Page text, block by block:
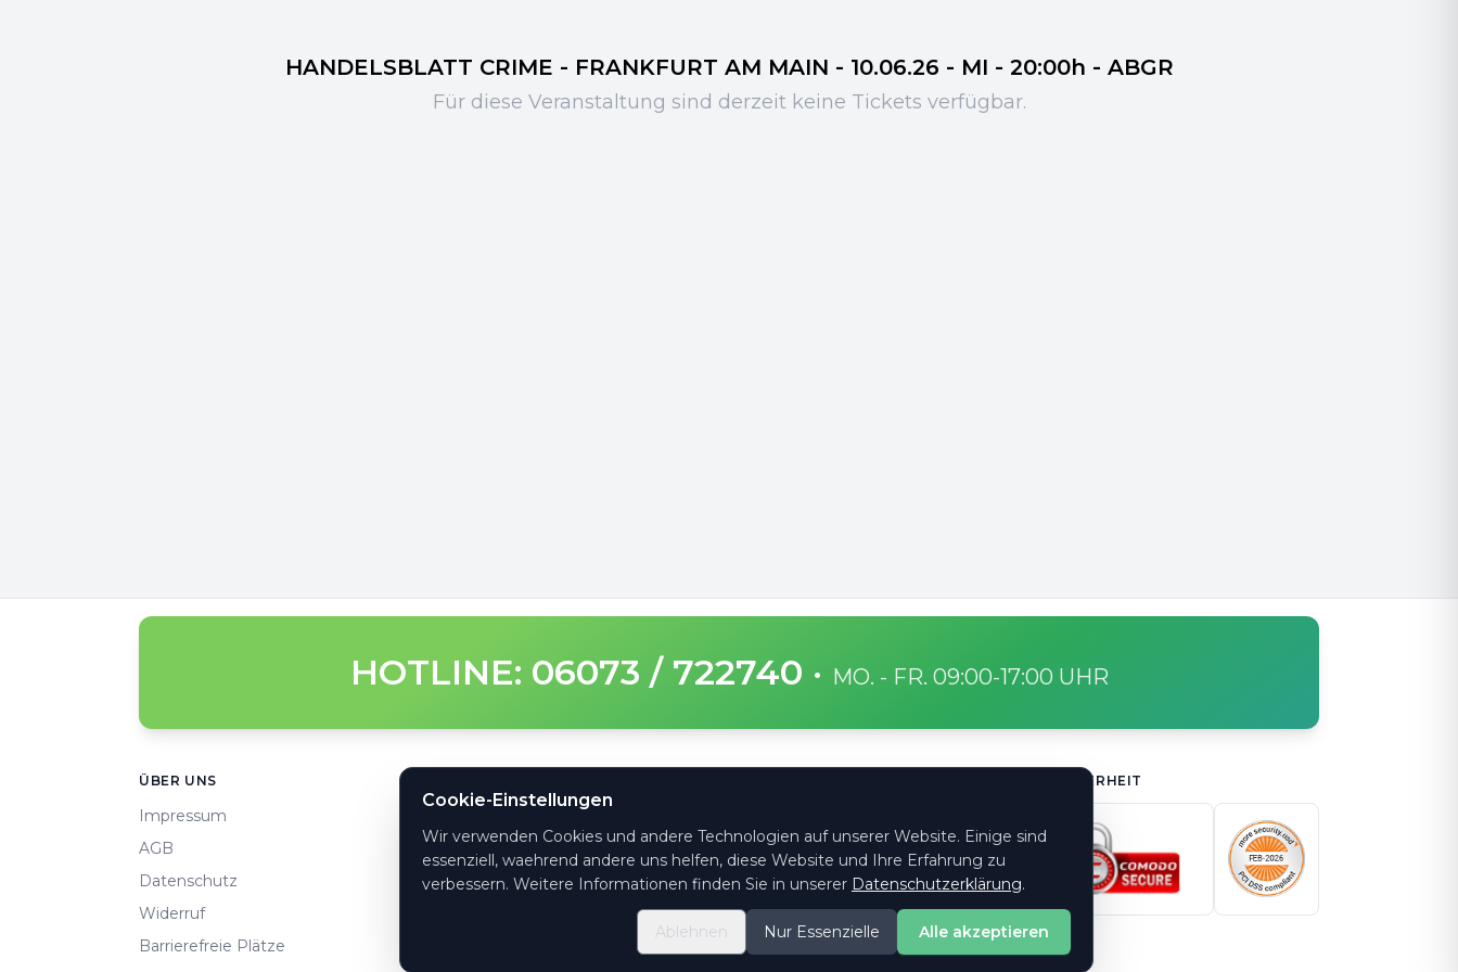
HANDELSBLATT CRIME - FRANKFURT AM MAIN - 10.06.26 - MI - 20:00h - ABGR
Für diese Veranstaltung sind derzeit keine Tickets verfügbar.
HOTLINE: 06073 / 722740 · MO. - FR. 09:00-17:00 UHR
ÜBER UNS
Impressum
AGB
Datenschutz
Widerruf
Barrierefreie Plätze
So geht es
Kontaktformular
SICHERHEIT
Cookie-Einstellungen
Wir verwenden Cookies und andere Technologien auf unserer Website. Einige sind
essenziell, waehrend andere uns helfen, diese Website und Ihre Erfahrung zu
verbessern. Weitere Informationen finden Sie in unserer Datenschutzerklärung.
Ablehnen Nur Essenzielle Alle akzeptieren